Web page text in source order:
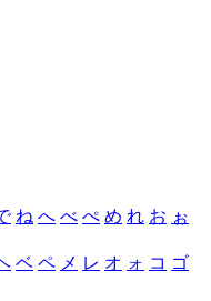
ね へ べ ぺ め れ お ぉ
ベ ペ メ レ オ ォ コ ゴ